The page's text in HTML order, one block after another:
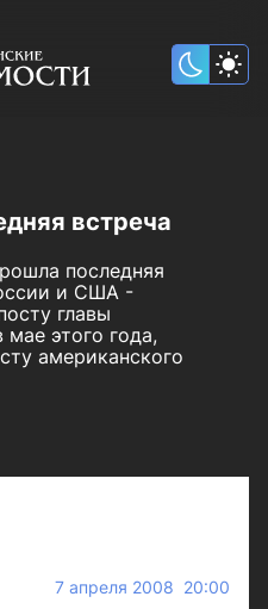
встреча
последняя
и США -
главы
мае этого года,
американского
7 апреля 2008 20:00